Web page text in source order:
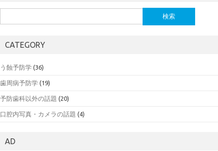
索:
CATEGORY
う蝕予防学 (36)
歯周病予防学 (19)
予防歯科以外の話題 (20)
口腔内写真・カメラの話題 (4)
AD